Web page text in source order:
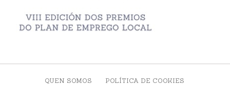
QUEN SOMOS POLÍTICA DE COOKIES